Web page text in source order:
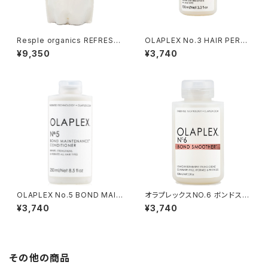
Resple organics REFRESH
TREATMENT 800ｇ 詰替え
¥9,350
OLAPLEX No.3 HAIR PERFE
CTOR 100ml（インバストリー
トメント）
¥3,740
OLAPLEX No.5 BOND MAIN
TENANCE CONDITIONER 2
50ml
¥3,740
オラプレックスNO.6 ボンドスム
ーサー『洗い流さないトリートメ
ント』100ml
¥3,740
その他の商品